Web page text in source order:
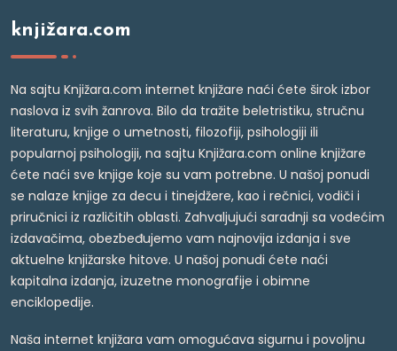
knjižara.com
Na sajtu Knjižara.com internet knjižare naći ćete širok izbor
naslova iz svih žanrova. Bilo da tražite beletristiku, stručnu
literaturu, knjige o umetnosti, filozofiji, psihologiji ili
popularnoj psihologiji, na sajtu Knjižara.com online knjižare
ćete naći sve knjige koje su vam potrebne. U našoj ponudi
se nalaze knjige za decu i tinejdžere, kao i rečnici, vodiči i
priručnici iz različitih oblasti. Zahvaljujući saradnji sa vodećim
izdavačima, obezbeđujemo vam najnovija izdanja i sve
aktuelne knjižarske hitove. U našoj ponudi ćete naći
kapitalna izdanja, izuzetne monografije i obimne
enciklopedije.
Naša internet knjižara vam omogućava sigurnu i povoljnu